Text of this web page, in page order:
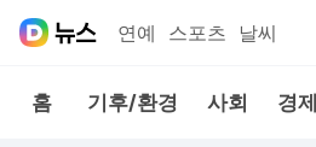
연예 스포츠 날씨
홈 기후/환경 사회 경제